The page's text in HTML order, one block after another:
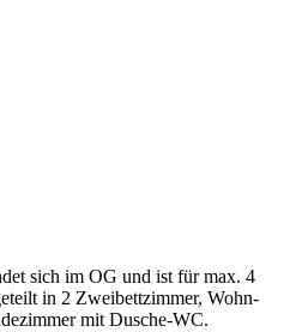
sich im OG und ist für max. 4
in 2 Zweibettzimmer, Wohn-
mit Dusche-WC.